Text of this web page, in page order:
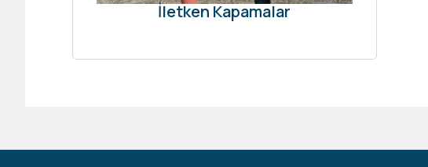
İletken Kapamalar